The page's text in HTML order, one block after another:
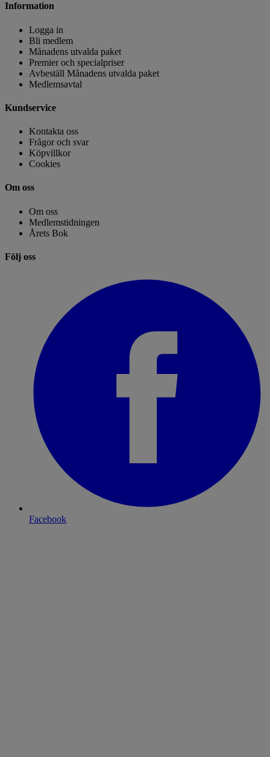
Information
Logga in
Bli medlem
Månadens utvalda paket
Premier och specialpriser
Avbeställ Månadens utvalda paket
Medlemsavtal
Kundservice
Kontakta oss
Frågor och svar
Köpvillkor
Cookies
Om oss
Om oss
Medlemstidningen
Årets Bok
Följ oss
Facebook